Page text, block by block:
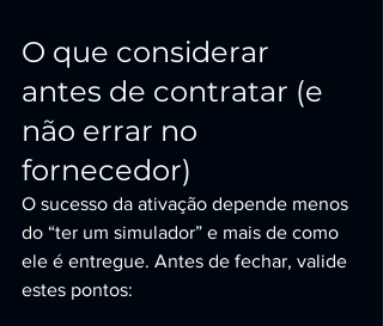
O que considerar
antes de contratar (e
não errar no
fornecedor)
O sucesso da ativação depende menos
do “ter um simulador” e mais de como
ele é entregue. Antes de fechar, valide
estes pontos: